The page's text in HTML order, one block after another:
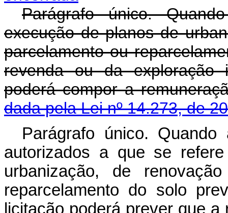
Parágrafo único.
execução de planos de
parcelamento ou
revenda ou da exploração
poderá compor a
dada pela Lei nº 14.273, de
Parágrafo único.
autorizados a que se
urbanização, de
reparcelamento do solo
licitação poderá prever que